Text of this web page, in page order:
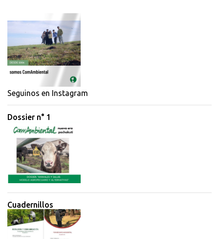
e
t
a
i
o
s
Seguinos en Instagram
Dossier n° 1
Cuadernillos